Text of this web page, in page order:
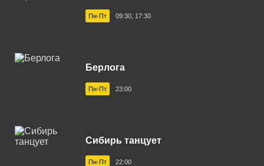
Пн-Пт 09:30, 17:30
Берлога
Пн-Пт 23:00
Сибирь танцует
Пн-Пт 22:00